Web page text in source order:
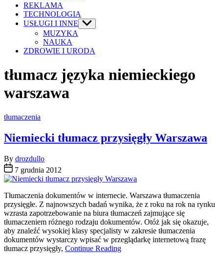
REKLAMA
TECHNOLOGIA
USŁUGI I INNE Show
sub
MUZYKA
NAUKA
ZDROWIE I URODA
tłumacz języka niemieckiego
warszawa
Categories
tłumaczenia
Niemiecki tłumacz przysięgły Warszawa
By drozdullo
7 grudnia 2012
Tłumaczenia dokumentów w internecie. Warszawa tłumaczenia
przysięgłe. Z najnowszych badań wynika, że z roku na rok na rynku
wzrasta zapotrzebowanie na biura tłumaczeń zajmujące się
tłumaczeniem różnego rodzaju dokumentów. Otóż jak się okazuje,
aby znaleźć wysokiej klasy specjalisty w zakresie tłumaczenia
dokumentów wystarczy wpisać w przeglądarkę internetową frazę
tłumacz przysięgły, Continue Reading